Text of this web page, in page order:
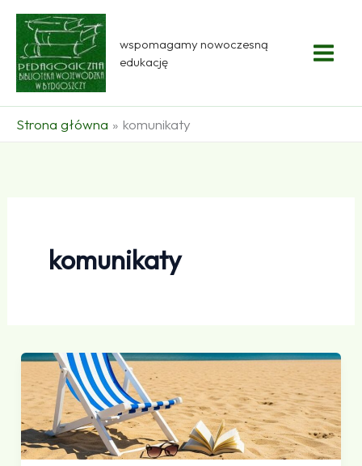
Przejdź
treści
wspomagamy nowoczesną
edukację
Strona główna komunikaty
komunikaty